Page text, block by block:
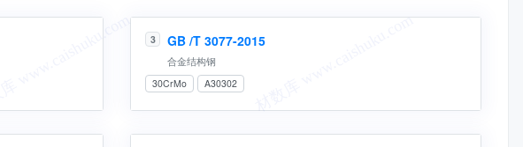
3 GB /T 3077-2015
合金结构钢
30CrMo A30302